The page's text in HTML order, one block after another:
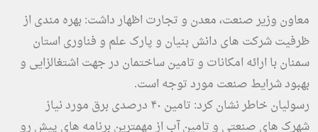
معاون وزیر صنعت، معدن و تجارت اظهار داشت: بهره مندی از
ظرفیت شرکت های دانش بنیان و پارک علم و فناوری استان
سمنان با ارائه امکانات و تامین ساختمان در جهت اشتغالزایی و
بهبود شرایط صنعت مورد توجه است.
رسولیان خاطر نشان کرد: تامین ۴۰ درصدی برق مورد نیاز
شهرک های صنعتی و تامین آب از مهمترین برنامه های پیش رو